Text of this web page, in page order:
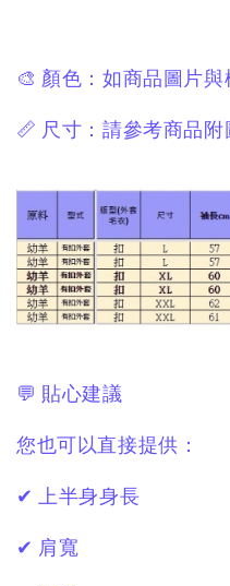
🎨 顏色：如商品圖片與
📏 尺寸：請參考商品
💬 貼心建議
您也可以直接提供：
✔ 上半身身長
✔ 肩寬